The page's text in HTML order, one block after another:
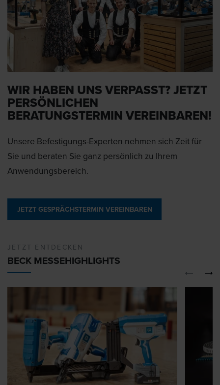
WIR HABEN UNS VERPASST? JETZT
PERSÖNLICHEN
BERATUNGSTERMIN VEREINBAREN!
Unsere Befestigungs-Experten nehmen sich Zeit für
Sie und beraten Sie ganz persönlich zu Ihrem
Anwendungsbereich.
JETZT GESPRÄCHSTERMIN VEREINBAREN
JETZT ENTDECKEN
BECK MESSEHIGHLIGHTS